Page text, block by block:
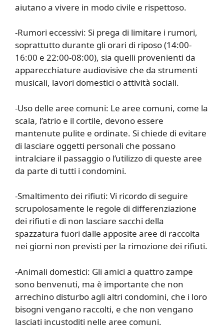
aiutano a vivere in modo civile e rispettoso.
-Rumori eccessivi: Si prega di limitare i rumori,
soprattutto durante gli orari di riposo (14:00-
16:00 e 22:00-08:00), sia quelli provenienti da
apparecchiature audiovisive che da strumenti
musicali, lavori domestici o attività sociali.
-Uso delle aree comuni: Le aree comuni, come la
scala, l’atrio e il cortile, devono essere
mantenute pulite e ordinate. Si chiede di evitare
di lasciare oggetti personali che possano
intralciare il passaggio o l’utilizzo di queste aree
da parte di tutti i condomini.
-Smaltimento dei rifiuti: Vi ricordo di seguire
scrupolosamente le regole di differenziazione
dei rifiuti e di non lasciare sacchi della
spazzatura fuori dalle apposite aree di raccolta
nei giorni non previsti per la rimozione dei rifiuti.
-Animali domestici: Gli amici a quattro zampe
sono benvenuti, ma è importante che non
arrechino disturbo agli altri condomini, che i loro
bisogni vengano raccolti, e che non vengano
lasciati incustoditi nelle aree comuni.